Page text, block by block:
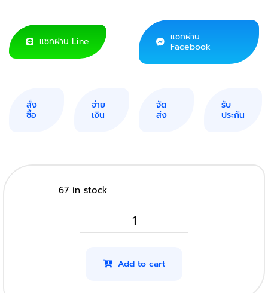
แชทผ่าน Line
แชทผ่าน
Facebook
สั่ง
ซื้อ
จ่าย
เงิน
จัด
ส่ง
รับ
ประกัน
67 in stock
HP
รุ่น
Add to cart